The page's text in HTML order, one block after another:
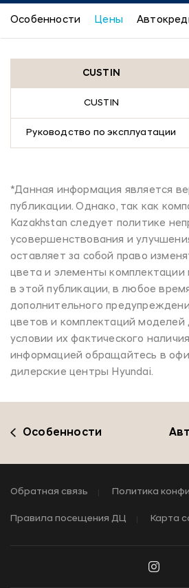
CUSTIN
Особенности Цены
CUSTIN
CUSTIN
Руководство по эксплуатации
*Данная информация является
публикации. Однако, так как
Kazakhstan следует политике
усовершенствования и
оставляет за собой право
цвета и элементы комплектации
в этой публикации, в любое
дополнительного
цветов и комплектаций моделей
условии их фактического
информацией обращайтесь в
дилерские центры Hyundai.
Особенности
Обратная связь Политика
Правила посещения ДЦ Карта